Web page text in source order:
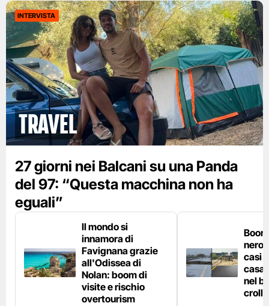
INTERVISTA
Travel
27 giorni nei Balcani su una Panda
del 97: “Questa macchina non ha
eguali”
Il mondo si
innamora di
Favignana grazie
all'Odissea di
Nolan: boom di
visite e rischio
overtourism
nero
casi
casa
nel